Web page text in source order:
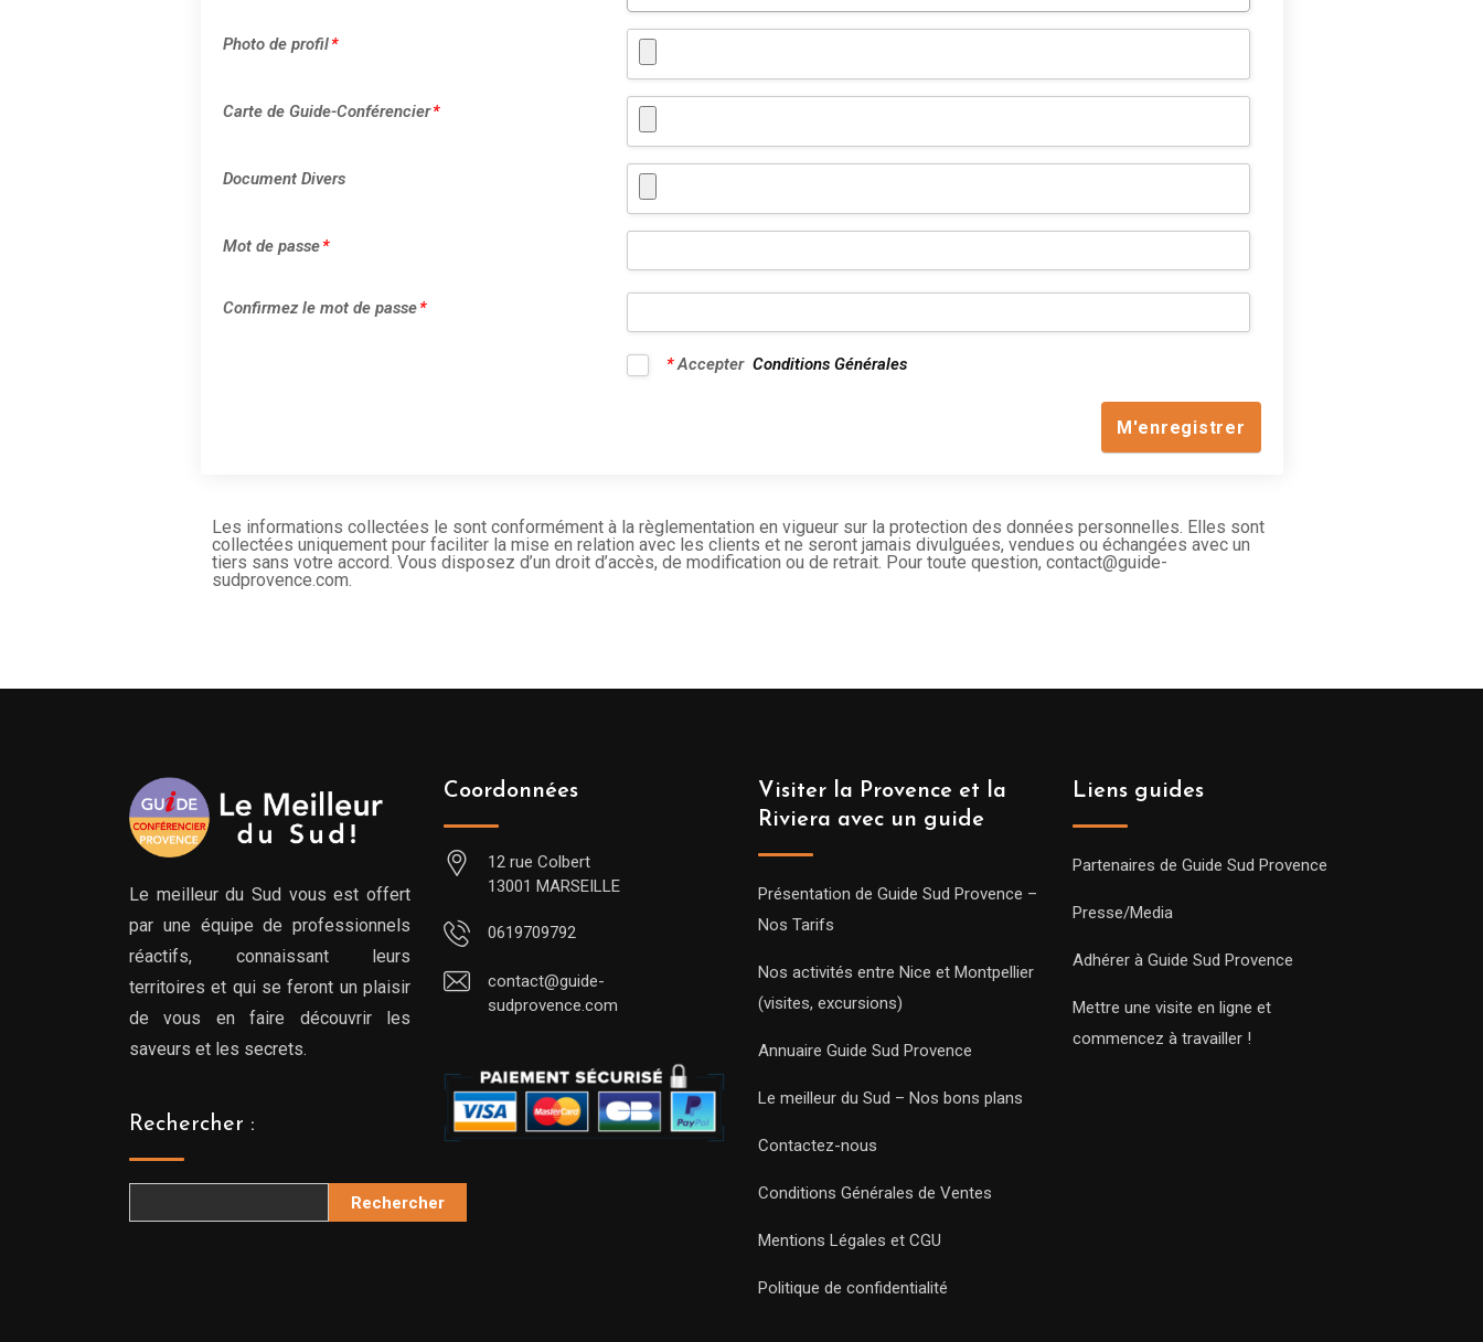
Photo de profil*
Carte de Guide-Conférencier*
Document Divers
Mot de passe*
Confirmez le mot de passe*
*AccepterConditions Générales
Les informations collectées le sont conformément à la règlementation en vigueur sur la protection des données personnelles. Elles sont
collectées uniquement pour faciliter la mise en relation avec les clients et ne seront jamais divulguées, vendues ou échangées avec un
tiers sans votre accord. Vous disposez d’un droit d’accès, de modification ou de retrait. Pour toute question, contact@guide-
sudprovence.com.
Le meilleur du Sud vous est offert
par une équipe de professionnels
réactifs, connaissant leurs
territoires et qui se feront un plaisir
de vous en faire découvrir les
saveurs et les secrets.
Rechercher :
Rechercher
Coordonnées
12 rue Colbert
13001 MARSEILLE
0619709792
contact@guide-
sudprovence.com
Visiter la Provence et la
Riviera avec un guide
Présentation de Guide Sud Provence –
Nos Tarifs
Nos activités entre Nice et Montpellier
(visites, excursions)
Annuaire Guide Sud Provence
Le meilleur du Sud – Nos bons plans
Contactez-nous
Conditions Générales de Ventes
Mentions Légales et CGU
Politique de confidentialité
Liens guides
Partenaires de Guide Sud Provence
Presse/Media
Adhérer à Guide Sud Provence
Mettre une visite en ligne et
commencez à travailler !